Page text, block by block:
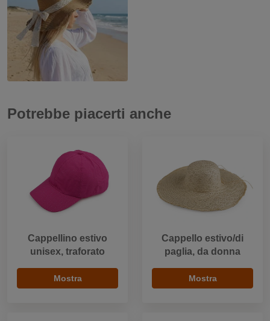
Potrebbe piacerti anche
Cappellino estivo
unisex, traforato
Mostra
Cappello estivo/di
paglia, da donna
Mostra